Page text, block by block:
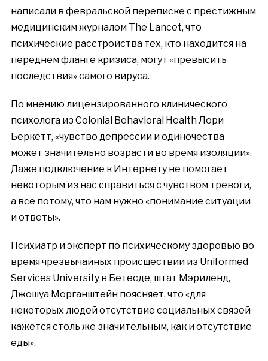
написали в февральской переписке с престижным
медицинским журналом The Lancet, что
психические расстройства тех, кто находится на
переднемфланге кризиса, могут «превысить
последствия» самого вируса.
По мнению лицензированного клинического
психолога из Colonial Behavioral Health Лори
Беркетт, «чувство депрессии и одиночества
может значительно возрасти во время изоляции».
Даже подключение к Интернету не помогает
некоторым из нас справиться с чувством тревоги,
а все потому, что нам нужно «понимание ситуации
и ответы».
Психиатр и эксперт по психическому здоровью во
время чрезвычайных происшествий из Uniformed
Services University в Бетесде, штат Мэриленд,
Джошуа Морганштейн поясняет, что «для
некоторых людей отсутствие социальных связей
кажется столь же значительным, как и отсутствие
еды».